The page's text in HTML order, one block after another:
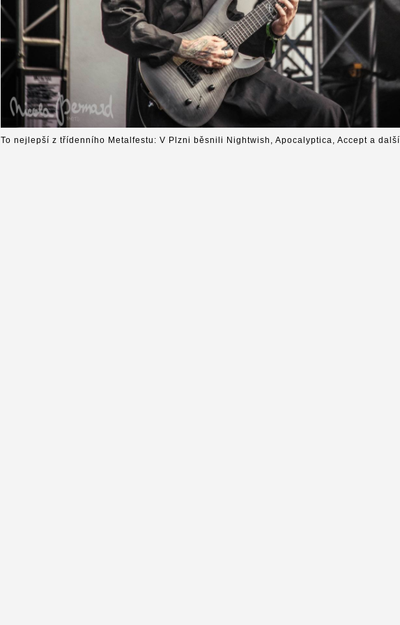
To nejlepší z třídenního Metalfestu: V Plzni běsnili Nightwish, Apocalyptica, Accept a další